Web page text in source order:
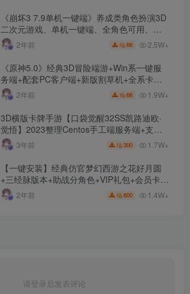
《崩坏3 7.9单机一键端》养成类角色扮演3D
二次元游戏、单机一键端、全角色可用、无
限资源、附带保姆级安装教程
2年前 66 2.5W+
《原神5.0》经典3D冒险端游+Win系一键服
务端+配套PC客户端+新版割草机+全系卡池
文件2年前 66 1.9W+
3D横版卡牌手游【口袋觉醒32SS凯路迪欧·
觉悟】2023整理Centos手工端服务端+支付
对接+安卓苹果双端+运营后台+GM授权后台
+代理后台
3年前 300 1.7W+
【一键安装】经典仿官梦幻西游之花好月圆
+三经脉版本+助战分角色+VIP礼包+会员卡
+剧情活动+视频搭建及其他修改资料
2年前 600 1.4W+
请登录后发表评论